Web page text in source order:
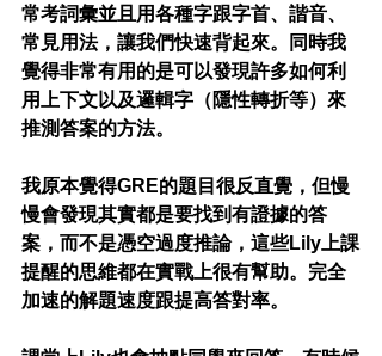
常考詞彙並且用各種字跟字首、諧音、
常見用法，讓我們快速背起來。同時我
覺得非常有用的是可以發現許多如何利
用上下文以及邏輯字（隱性轉折等）來
推測答案的方法。
我原本覺得GRE的題目很反直覺，但慢
慢會發現其實都是要找到有證據的答
案，而不是憑空過度推論，這些Lily上課
提醒的思維都在實戰上很有幫助。完全
加速的解題速度跟提高答對率。